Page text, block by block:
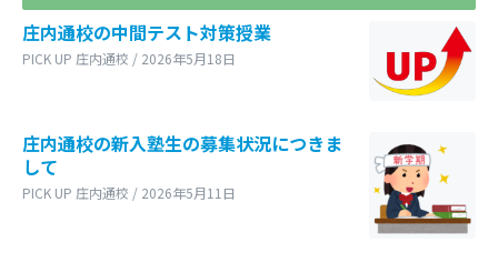
庄内通校の中間テスト対策授業
PICK UP 庄内通校 / 2026年5月18日
庄内通校の新入塾生の募集状況につきま
して
PICK UP 庄内通校 / 2026年5月11日